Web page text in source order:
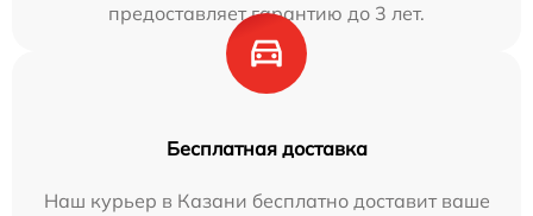
предоставляет гарантию до 3 лет.
Бесплатная доставка
Наш курьер в Казани бесплатно доставит ваше